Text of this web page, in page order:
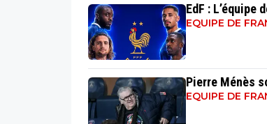
EdF : L’équipe
EQUIPE DE
Pierre Ménès
EQUIPE DE